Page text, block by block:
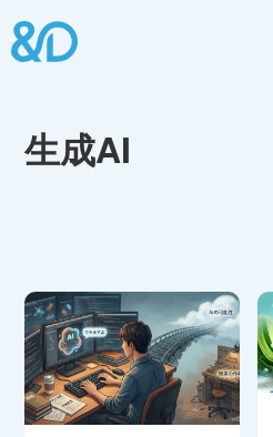
生成AI